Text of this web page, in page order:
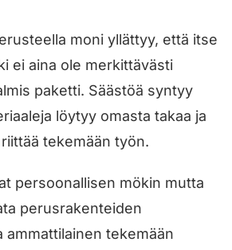
moni yllättyy, että itse
ei aina ole merkittävästi
paketti. Säästöä syntyy
löytyy omasta takaa ja
tekemään työn.
persoonallisen mökin mutta
perusrakenteiden
ammattilainen tekemään